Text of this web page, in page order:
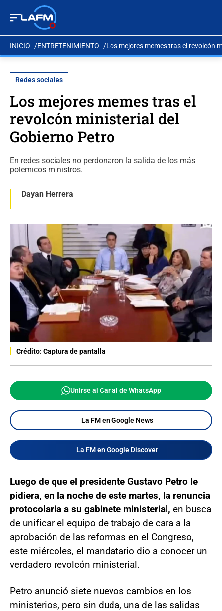
INICIO ENTRETENIMIENTO Los mejores memes tras el revolcón
Redes sociales
Los mejores memes tras el
revolcón ministerial del
Gobierno Petro
En redes sociales no perdonaron la salida de los más
polémicos ministros.
Dayan Herrera
Crédito: Captura de pantalla
Unirse al Canal de WhatsApp
La FM en Google News
La FM en Google Discover
Luego de que el presidente Gustavo Petro le
pidiera, en la noche de este martes, la renuncia
protocolaria a su gabinete ministerial, en busca
de unificar el equipo de trabajo de cara a la
aprobación de las reformas en el Congreso,
este miércoles, el mandatario dio a conocer un
verdadero revolcón ministerial.
Petro anunció siete nuevos cambios en los
ministerios, pero sin duda, una de las salidas